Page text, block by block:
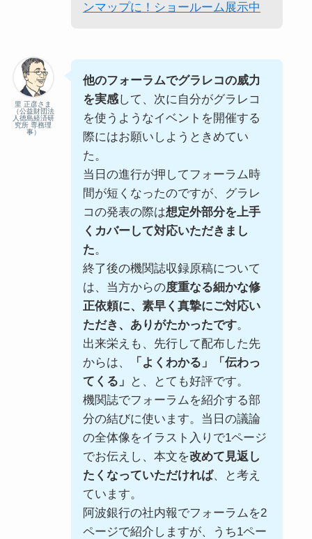
ンマップに！ショールーム展示中
里 正彦さま
（公益財団法
人徳島経済研
究所 専務理
事）
他のフォーラムでグラレコの威力
を実感して、次に自分がグラレコ
を使うようなイベントを開催する
際にはお願いしようときめてい
た。
当日の進行が押してフォーラム時
間が短くなったのですが、グラレ
コの発表の際は想定外部分を上手
くカバーして対応いただきまし
た。
終了後の機関誌収録原稿について
は、当方からの度重なる細かな修
正依頼に、素早く真摯にご対応い
ただき、ありがたかったです。
出来栄えも、先行して配布した先
からは、
「よくわかる」「伝わっ
てくる」
と、とても好評です。
機関誌でフォーラムを紹介する部
分の結びに使います。当日の議論
の全体像をイラスト入りで1ページ
でお伝えし、本文を改めて見返し
たくなっていただければ、と考え
ています。
阿波銀行の社内報でフォーラムを2
ページで紹介しますが、うち1ペー